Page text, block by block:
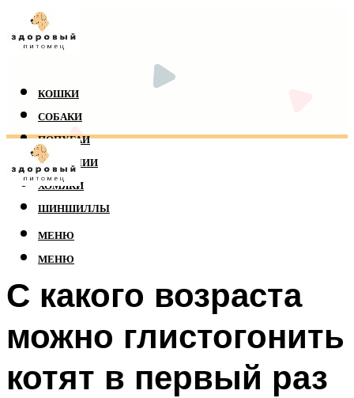
КОШКИ
СОБАКИ
ПОПУГАИ
РЕПТИЛИИ
ХОМЯКИ
ШИНШИЛЛЫ
МЕНЮ
МЕНЮ
С какого возраста
можно глистогонить
котят в первый раз